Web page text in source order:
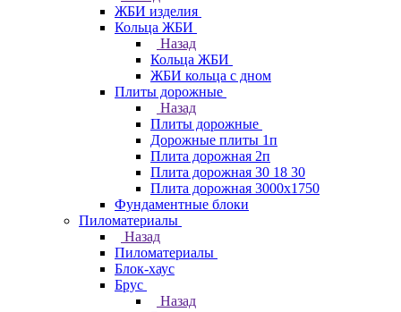
ЖБИ изделия
Кольца ЖБИ
Назад
Кольца ЖБИ
ЖБИ кольца с дном
Плиты дорожные
Назад
Плиты дорожные
Дорожные плиты 1п
Плита дорожная 2п
Плита дорожная 30 18 30
Плита дорожная 3000х1750
Фундаментные блоки
Пиломатериалы
Назад
Пиломатериалы
Блок-хаус
Брус
Назад